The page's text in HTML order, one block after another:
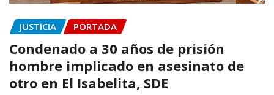
JUSTICIA PORTADA
Condenado a 30 años de prisión
hombre implicado en asesinato de
otro en El Isabelita, SDE